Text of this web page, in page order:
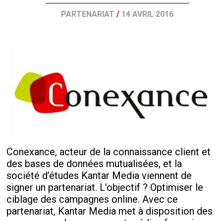
PARTENARIAT / 14 AVRIL 2016
Conexance, acteur de la connaissance client et
des bases de données mutualisées, et la
société d’études Kantar Media viennent de
signer un partenariat. L’objectif ? Optimiser le
ciblage des campagnes online. Avec ce
partenariat, Kantar Media met à disposition des